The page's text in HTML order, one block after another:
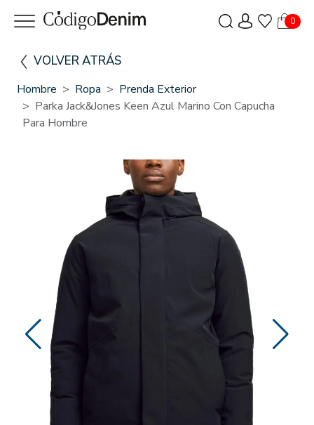
0
VOLVER ATRÁS
Hombre Ropa
Prenda Exterior
Parka Jack&Jones Keen Azul Marino Con Capucha
Para Hombre